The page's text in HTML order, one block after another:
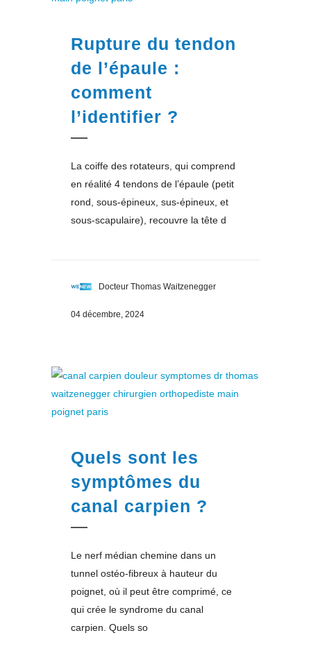
Rupture du tendon
de l’épaule :
comment
l’identifier ?
La coiffe des rotateurs, qui comprend
en réalité 4 tendons de l’épaule (petit
rond, sous-épineux, sus-épineux, et
sous-scapulaire), recouvre la tête d
Docteur Thomas Waitzenegger
04 décembre, 2024
Quels sont les
symptômes du
canal carpien ?
Le nerf médian chemine dans un
tunnel ostéo-fibreux à hauteur du
poignet, où il peut être comprimé, ce
qui crée le syndrome du canal
carpien. Quels so